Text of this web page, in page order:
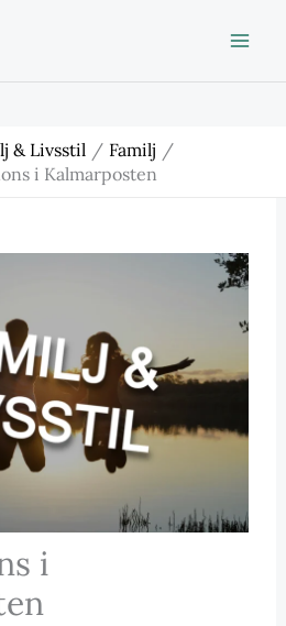
& Livsstil
Familj
i Kalmarposten
i